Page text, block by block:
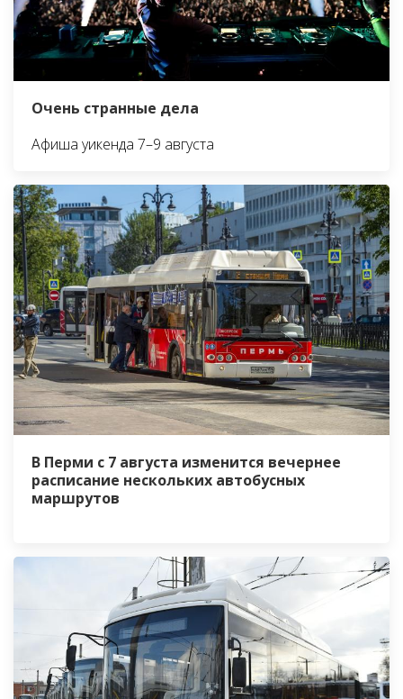
Очень странные дела
Афиша уикенда 7–9 августа
В Перми с 7 августа изменится вечернее
расписание нескольких автобусных
маршрутов